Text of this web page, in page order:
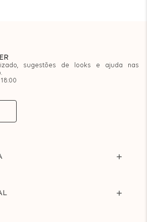
sugestões de looks e ajuda nas